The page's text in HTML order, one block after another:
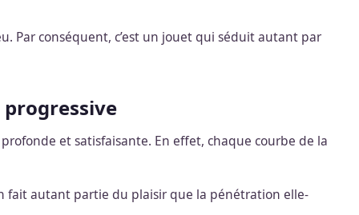
Par conséquent, c’est un jouet qui séduit autant par
et satisfaisante. En effet, chaque courbe de la
fait autant partie du plaisir que la pénétration elle-